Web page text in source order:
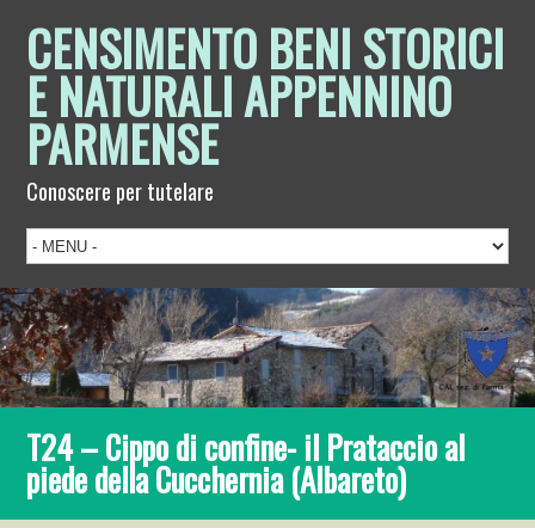
CENSIMENTO BENI STORICI
E NATURALI APPENNINO
PARMENSE
Conoscere per tutelare
T24 – Cippo di confine- il Prataccio al
piede della Cucchernia (Albareto)